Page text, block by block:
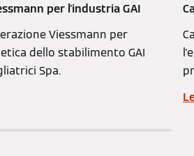
per l'industria GAI
Viessmann per
dello stabilimento GAI
Spa.